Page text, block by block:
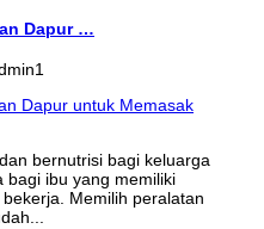
Dapur …
bernutrisi bagi keluarga
bagi ibu yang memiliki
Memilih peralatan